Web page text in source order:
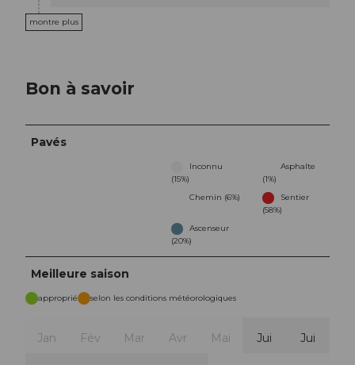
montre plus
Bon à savoir
Pavés
Inconnu
(15%)
Asphalte
(1%)
Chemin (6%)
Sentier
(58%)
Ascenseur
(20%)
Meilleure saison
approprié selon les conditions météorologiques
Jan Fév Mar Avr Mai Jui Jui